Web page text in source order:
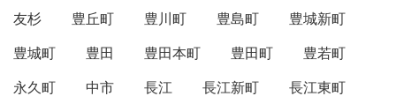
友杉
豊丘町 豊川町 豊島町
豊城新町
豊城町
豊田 豊田本町 豊田町
豊若町
永久町
中市 長江 長江新町
長江東町